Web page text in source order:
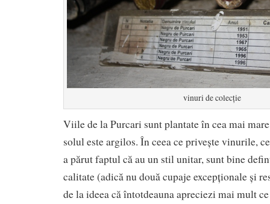
vinuri de colecție
Viile de la Purcari sunt plantate în cea mai
solul este argilos. În ceea ce privește vinurile,
a părut faptul că au un stil unitar, sunt bine
calitate (adică nu două cupaje excepționale și
de la ideea că întotdeauna apreciezi mai mult